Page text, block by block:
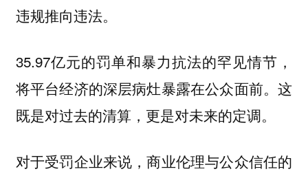
违规推向违法。
35.97亿元的罚单和暴力抗法的罕见情节，
将平台经济的深层病灶暴露在公众面前。这
既是对过去的清算，更是对未来的定调。
对于受罚企业来说，商业伦理与公众信任的